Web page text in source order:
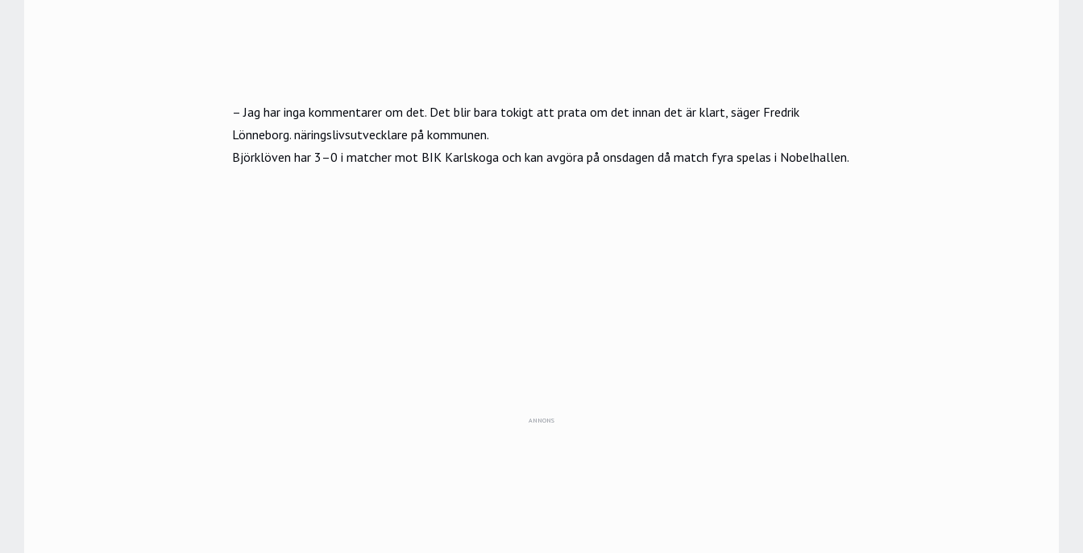
– Jag har inga kommentarer om det. Det blir bara tokigt att prata om det innan det är klart, säger Fredrik
Lönneborg. näringslivsutvecklare på kommunen.
Björklöven har 3–0 i matcher mot BIK Karlskoga och kan avgöra på onsdagen då match fyra spelas i Nobelhallen.